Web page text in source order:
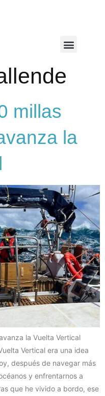
millas
la
la Vuelta Vertical
Vertical era una idea
después de navegar más
y enfrentarnos a
que he vivido a bordo, ese